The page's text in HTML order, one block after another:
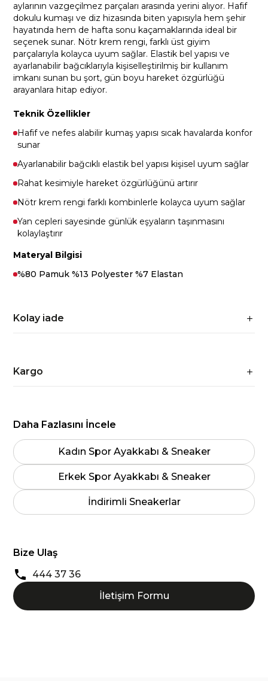
aylarının vazgeçilmez parçaları arasında yerini alıyor. Hafif
dokulu kumaşı ve diz hizasında biten yapısıyla hem şehir
hayatında hem de hafta sonu kaçamaklarında ideal bir
seçenek sunar. Nötr krem rengi, farklı üst giyim
parçalarıyla kolayca uyum sağlar. Elastik bel yapısı ve
ayarlanabilir bağcıklarıyla kişiselleştirilmiş bir kullanım
imkanı sunan bu şort, gün boyu hareket özgürlüğü
arayanlara hitap ediyor.
Teknik Özellikler
Hafif ve nefes alabilir kumaş yapısı sıcak havalarda konfor
sunar
Ayarlanabilir bağcıklı elastik bel yapısı kişisel uyum sağlar
Rahat kesimiyle hareket özgürlüğünü artırır
Nötr krem rengi farklı kombinlerle kolayca uyum sağlar
Yan cepleri sayesinde günlük eşyaların taşınmasını
kolaylaştırır
Materyal Bilgisi
%80 Pamuk %13 Polyester %7 Elastan
Kolay iade
Kargo
Daha Fazlasını İncele
Kadın Spor Ayakkabı & Sneaker
Erkek Spor Ayakkabı & Sneaker
İndirimli Sneakerlar
Bize Ulaş
444 37 36
İletişim Formu